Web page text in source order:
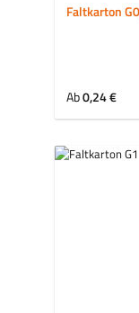
Faltkarton
Regulärer Preis:
Ab0,24 €